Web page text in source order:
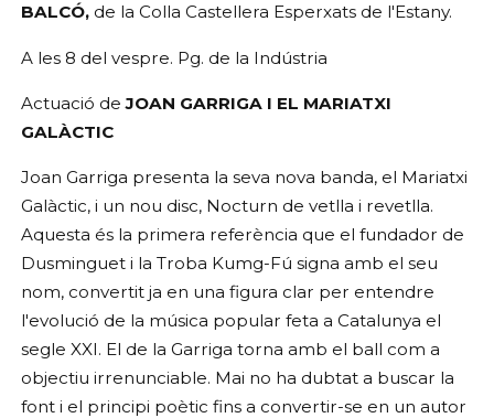
BALCÓ, de la Colla Castellera Esperxats de l'Estany.
A les 8 del vespre. Pg. de la Indústria
Actuació deJOAN GARRIGA I EL MARIATXI
GALÀCTIC
Joan Garriga presenta la seva nova banda, el Mariatxi
Galàctic, i un nou disc, Nocturn de vetlla i revetlla.
Aquesta és la primera referència que el fundador de
Dusminguet i la Troba Kumg-Fú signa amb el seu
nom, convertit ja en una figura clar per entendre
l'evolució de la música popular feta a Catalunya el
segle XXI. El de la Garriga torna amb el ball com a
objectiu irrenunciable. Mai no ha dubtat a buscar la
font i el principi poètic fins a convertir-se en un autor